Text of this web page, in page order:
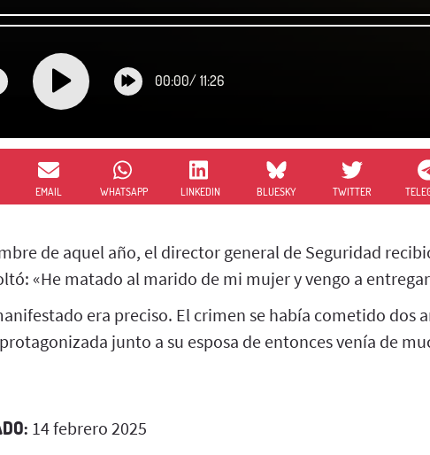
00:00/ 11:26
EMAIL WHATSAPP LINKEDIN BLUESKY TWITTER
de aquel año, el director general de Seguridad
«He matado al marido de mi mujer y vengo a
era preciso. El crimen se había cometido dos
junto a su esposa de entonces venía de
14 febrero 2025